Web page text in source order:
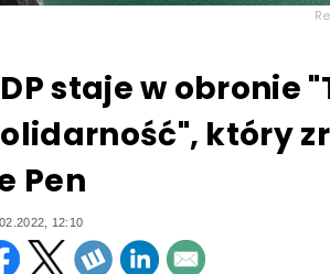
staje w obronie
który
Pen
12:10